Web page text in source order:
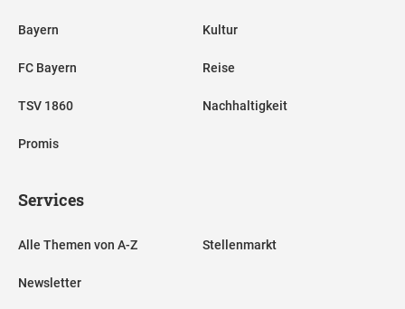
Bayern
FC Bayern
TSV 1860
Promis
Kultur
Reise
Nachhaltigkeit
Services
Alle Themen von A-Z
Newsletter
Stellenmarkt